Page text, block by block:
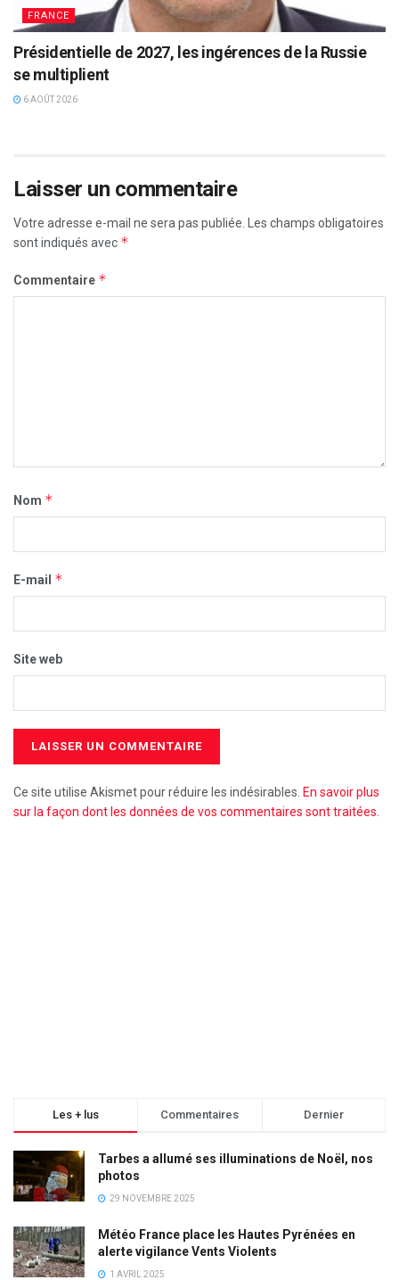
FRANCE
Présidentielle de 2027, les ingérences de la Russie
se multiplient
6 AOÛT 2026
Laisser un commentaire
Votre adresse e-mail ne sera pas publiée. Les champs obligatoires
sont indiqués avec *
Commentaire *
Nom *
E-mail *
Site web
Ce site utilise Akismet pour réduire les indésirables. En savoir plus
sur la façon dont les données de vos commentaires sont traitées
Les + lus Commentaires Dernier
Tarbes a allumé ses illuminations de Noël, nos
photos
29 NOVEMBRE 2025
Météo France place les Hautes Pyrénées en
alerte vigilance Vents Violents
1 AVRIL 2025